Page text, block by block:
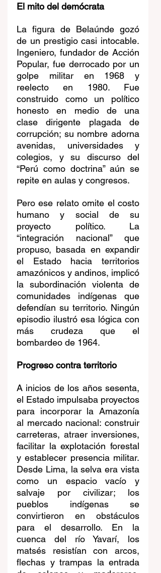
El mito del demócrata
La figura de Belaúnde gozó
de un prestigio casi intocable.
Ingeniero, fundador de Acción
Popular, fue derrocado por un
golpe militar en 1968 y
reelecto en 1980. Fue
construido como un político
honesto en medio de una
clase dirigente plagada de
corrupción; su nombre adorna
avenidas, universidades y
colegios, y su discurso del
“Perú como doctrina” aún se
repite en aulas y congresos.
Pero ese relato omite el costo
humano y social de su
proyecto político. La
“integración nacional” que
propuso, basada en expandir
el Estado hacia territorios
amazónicos y andinos, implicó
la subordinación violenta de
comunidades indígenas que
defendían su territorio. Ningún
episodio ilustró esa lógica con
más crudeza que el
bombardeo de 1964.
Progreso contra territorio
A inicios de los años sesenta,
el Estado impulsaba proyectos
para incorporar la Amazonía
al mercado nacional: construir
carreteras, atraer inversiones,
facilitar la explotación forestal
y establecer presencia militar.
Desde Lima, la selva era vista
como un espacio vacío y
salvaje por civilizar; los
pueblos indígenas se
convirtieron en obstáculos
para el desarrollo. En la
cuenca del río Yavarí, los
matsés resistían con arcos,
flechas y trampas la entrada